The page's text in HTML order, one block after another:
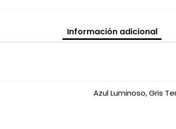
Información adicional
Azul Luminoso, Gris